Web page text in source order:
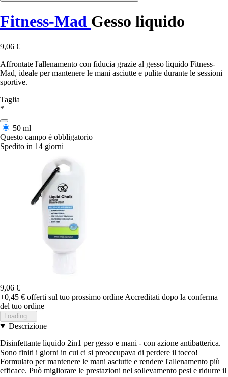
Fitness-Mad Gesso liquido
9,06 €
Affrontate l'allenamento con fiducia grazie al gesso liquido Fitness-
Mad, ideale per mantenere le mani asciutte e pulite durante le sessioni
sportive.
Taglia
*
50 ml
Questo campo è obbligatorio
Spedito in 14 giorni
9,06 €
+0,45 € offerti sul tuo prossimo ordine Accreditati dopo la conferma
del tuo ordine
Loading...
Descrizione
Disinfettante liquido 2in1 per gesso e mani - con azione antibatterica.
Sono finiti i giorni in cui ci si preoccupava di perdere il tocco!
Formulato per mantenere le mani asciutte e rendere l'allenamento più
efficace. Può migliorare le prestazioni nel sollevamento pesi e ridurre il